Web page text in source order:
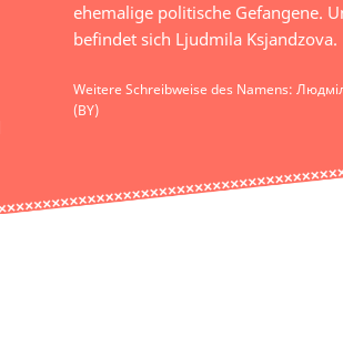
ehemalige politische Gefangene.
befindet sich Ljudmila Ksjandzova.
Weitere Schreibweise des Namens:
(BY)